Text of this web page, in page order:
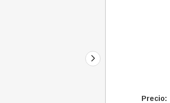
Precio: